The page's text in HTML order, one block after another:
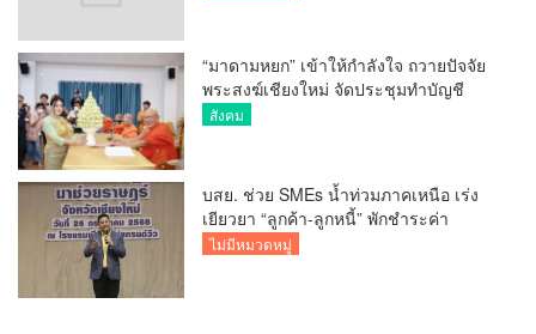
“มาดามหยก” เข้าให้กำลังใจ ถวายปัจจัย
พระสงฆ์เชียงใหม่ จัดประชุมทำบัญชี
รายรับรายจ่ายของวัด กว่า 300 รูป ที่วัด
สังคม
บสย. ช่วย SMEs น้ำท่วมภาคเหนือ เร่ง
เยียวยา “ลูกค้า-ลูกหนี้” พักชำระค่า
ธรรมเนียม-ค่างวด
ไม่มีหมวดหมู่